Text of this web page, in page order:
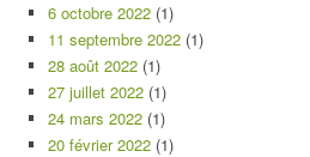
6 octobre 2022 (1)
11 septembre 2022 (1)
28 août 2022 (1)
27 juillet 2022 (1)
24 mars 2022 (1)
20 février 2022 (1)